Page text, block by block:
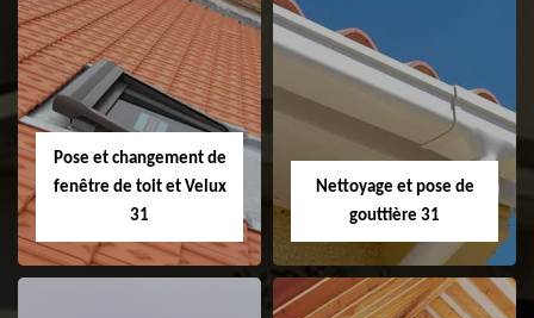
Couvreur 31
Etanchéité de
faitage et faitière
31
Pose et changement de
fenêtre de toit et Velux
31
Nettoyage et pose de
gouttière 31